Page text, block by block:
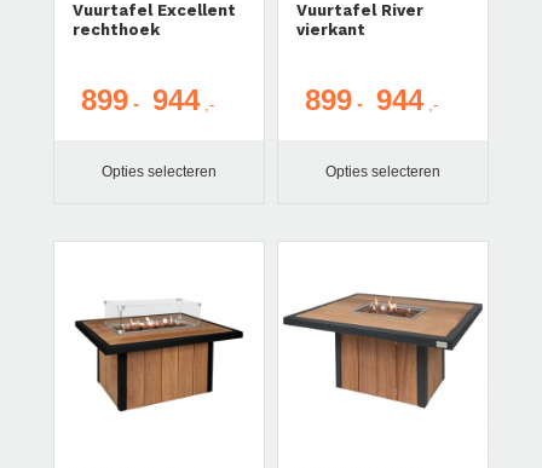
Vuurtafel Excellent
rechthoek
899 - 944Prijsklasse:
Opties selecteren
Vuurtafel River
vierkant
899 - 944Prijsklasse:
Opties selecteren